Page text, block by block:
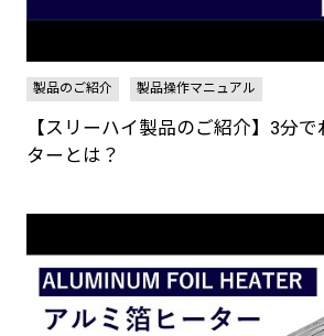
製品のご紹介 製品操作マニュアル
【スリーハイ製品のご紹介】3分
ターとは？